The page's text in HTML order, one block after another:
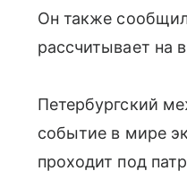
Он также
рассчитывает на
Петербургский
событие в мире
проходит под